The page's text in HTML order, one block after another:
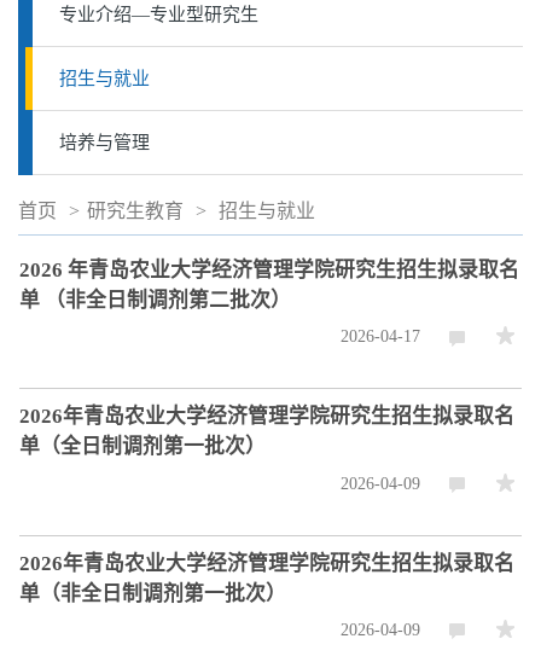
专业介绍—专业型研究生
招生与就业
培养与管理
首页 > 研究生教育 > 招生与就业
2026 年青岛农业大学经济管理学院研究生招生拟录取名
单 （非全日制调剂第二批次）
2026-04-17
2026年青岛农业大学经济管理学院研究生招生拟录取名
单（全日制调剂第一批次）
2026-04-09
2026年青岛农业大学经济管理学院研究生招生拟录取名
单（非全日制调剂第一批次）
2026-04-09